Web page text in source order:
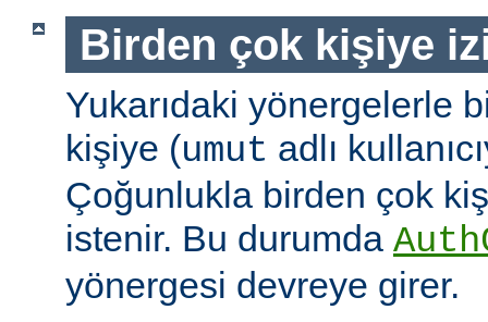
Birden çok kişiye
Yukarıdaki yönergelerle
kişiye (umut adlı
Çoğunlukla birden çok
istenir. Bu durumda
yönergesi devreye girer.